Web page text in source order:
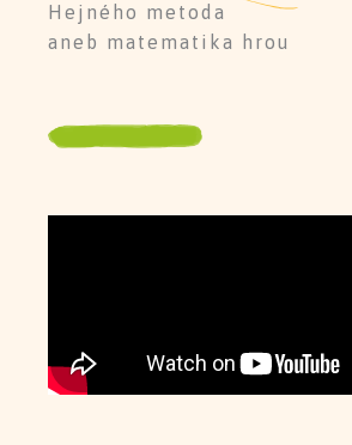
Hejného metoda
aneb matematika hrou